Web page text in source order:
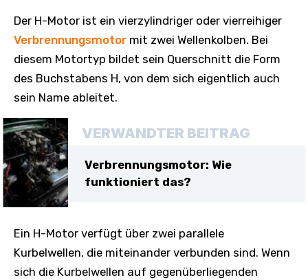
Der H-Motor ist ein vierzylindriger oder vierreihiger
Verbrennungsmotor mit zwei Wellenkolben. Bei
diesem Motortyp bildet sein Querschnitt die Form
des Buchstabens H, von dem sich eigentlich auch
sein Name ableitet.
VERWANDTER BEITRAG
Verbrennungsmotor: Wie
funktioniert das?
Ein H-Motor verfügt über zwei parallele
Kurbelwellen, die miteinander verbunden sind. Wenn
sich die Kurbelwellen auf gegenüberliegenden